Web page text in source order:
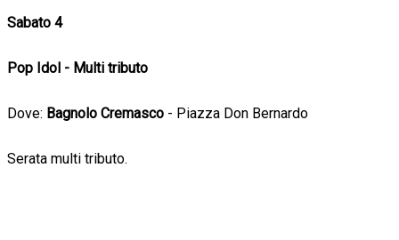
Sabato 4
Pop Idol - Multi tributo
Dove: Bagnolo Cremasco - Piazza Don Bernardo
Serata multi tributo.